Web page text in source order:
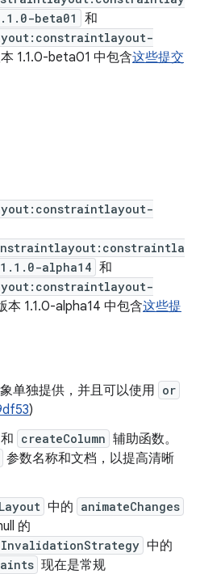
beta01
和
1.1.0-beta01 中包含这些提交
alpha14 和
本 1.1.0-alpha14 中包含这些提
单独提供，并且可以使用 or
)
和 createColumn 辅助函数。
参数名称和文档，以提高清晰
中的 animateChanges
的
InvalidationStrategy 中的
现在是常规